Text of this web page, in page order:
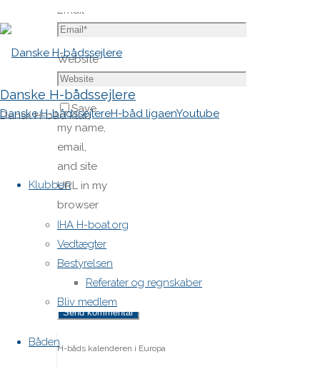
Danske H-bådssejlere
Dansk H-båd klub
Danske H-bådssejlereH-båd ligaenYoutube
Klubben
IHA H-boat.org
Vedtægter
Bestyrelsen
Referater og regnskaber
Bliv medlem
Båden
Email
Website
Save
my name,
email,
and site
URL in my
browser
for next
time I
post a
comment.
H-båds kalenderen i Europa